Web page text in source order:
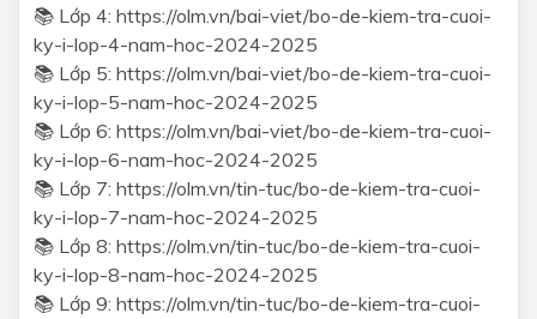
📚 Lớp 4: https://olm.vn/bai-viet/bo-de-kiem-tra-cuoi-
ky-i-lop-4-nam-hoc-2024-2025
📚 Lớp 5: https://olm.vn/bai-viet/bo-de-kiem-tra-cuoi-
ky-i-lop-5-nam-hoc-2024-2025
📚 Lớp 6: https://olm.vn/bai-viet/bo-de-kiem-tra-cuoi-
ky-i-lop-6-nam-hoc-2024-2025
📚 Lớp 7: https://olm.vn/tin-tuc/bo-de-kiem-tra-cuoi-
ky-i-lop-7-nam-hoc-2024-2025
📚 Lớp 8: https://olm.vn/tin-tuc/bo-de-kiem-tra-cuoi-
ky-i-lop-8-nam-hoc-2024-2025
📚 Lớp 9: https://olm.vn/tin-tuc/bo-de-kiem-tra-cuoi-